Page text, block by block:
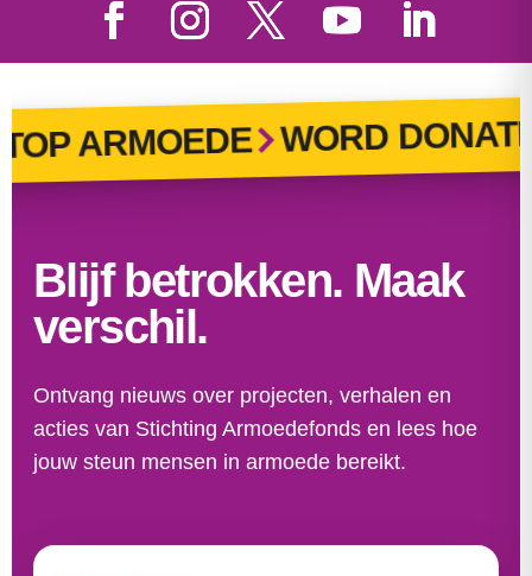
ARMOEDE WORD
Blijf betrokken. Maak
verschil.
Ontvang nieuws over projecten, verhalen en
acties van Stichting Armoedefonds en lees hoe
jouw steun mensen in armoede bereikt.